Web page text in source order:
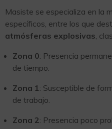
Masiste se especializa en la
específicos, entre los que
atmósferas explosivas ,
Zona 0: Presencia
de tiempo.
Zona 1: Susceptible de
de trabajo.
Zona 2: Presencia poco